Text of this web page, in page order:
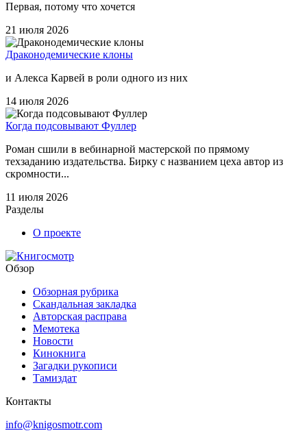
Первая, потому что хочется
21 июля 2026
Драконодемические клоны
и Алекса Карвей в роли одного из них
14 июля 2026
Когда подсовывают Фуллер
Роман сшили в вебинарной мастерской по прямому
техзаданию издательства. Бирку с названием цеха автор из
скромности...
11 июля 2026
Разделы
О проекте
Обзор
Обзорная рубрика
Скандальная закладка
Авторская расправа
Мемотека
Новости
Кинокнига
Загадки рукописи
Тамиздат
Контакты
info@knigosmotr.com